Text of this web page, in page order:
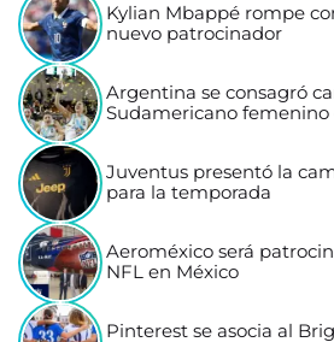
Kylian Mbappé rompe
nuevo patrocinador
Argentina se consagró
Sudamericano
Juventus presentó la
para la temporada
Aeroméxico será
NFL en México
Pinterest se asocia al